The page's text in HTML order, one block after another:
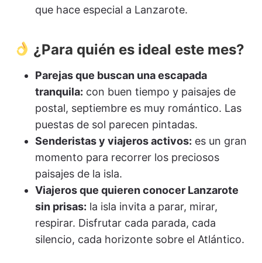
que hace especial a Lanzarote.
¿Para quién es ideal este mes?
Parejas que buscan una escapada
tranquila: con buen tiempo y paisajes de
postal, septiembre es muy romántico. Las
puestas de sol parecen pintadas.
Senderistas y viajeros activos: es un gran
momento para recorrer los preciosos
paisajes de la isla.
Viajeros que quieren conocer Lanzarote
sin prisas: la isla invita a parar, mirar,
respirar. Disfrutar cada parada, cada
silencio, cada horizonte sobre el Atlántico.